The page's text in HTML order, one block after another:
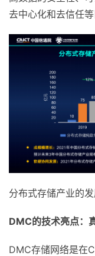
去中心化和去信任等
分布式存储产业的
DMC的技术亮点：
DMC存储网络是在